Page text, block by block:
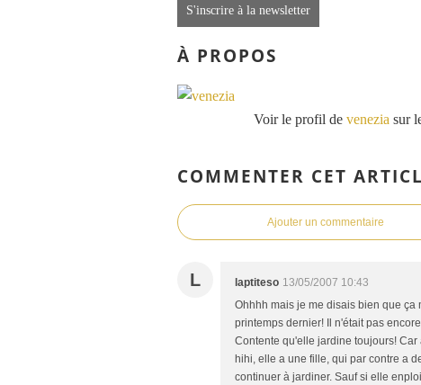
S'inscrire à la newsletter
À PROPOS
Voir le profil de venezia sur
COMMENTER CET
Ajouter un commentaire
L laptiteso 13/05/2007 10:43
Ohhhh mais je me disais bien que
printemps dernier! Il n'était pas
Contente qu'elle jardine toujours!
hihi, elle a une fille, qui par contre a
continuer à jardiner. Sauf si elle